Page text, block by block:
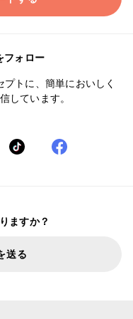
フォロー
プトに、簡単においしく
しています。
ますか？
送る